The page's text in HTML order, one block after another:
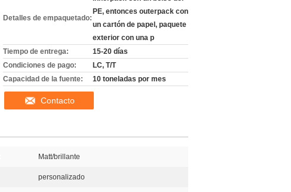
Detalles de empaquetado:
PE, entonces outerpack con
un cartón de papel, paquete
exterior con una p
Tiempo de entrega:
15-20 días
Condiciones de pago:
LC, T/T
Capacidad de la fuente:
10 toneladas por mes
Contacto
Matt/brillante
personalizado